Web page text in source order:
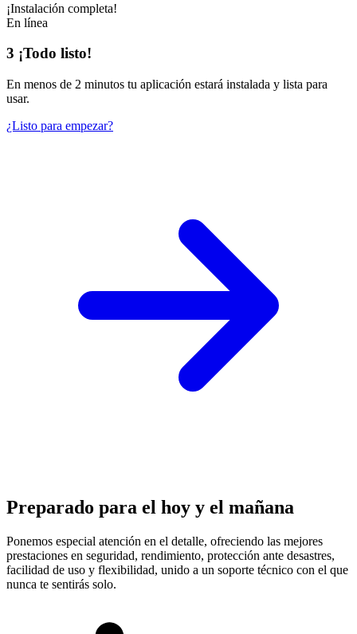
¡Instalación completa!
En línea
3 ¡Todo listo!
En menos de 2 minutos tu aplicación estará instalada y lista para
usar.
¿Listo para empezar?
Preparado para el hoy y el mañana
Ponemos especial atención en el detalle, ofreciendo las mejores
prestaciones en seguridad, rendimiento, protección ante desastres,
facilidad de uso y flexibilidad, unido a un soporte técnico con el que
nunca te sentirás solo.